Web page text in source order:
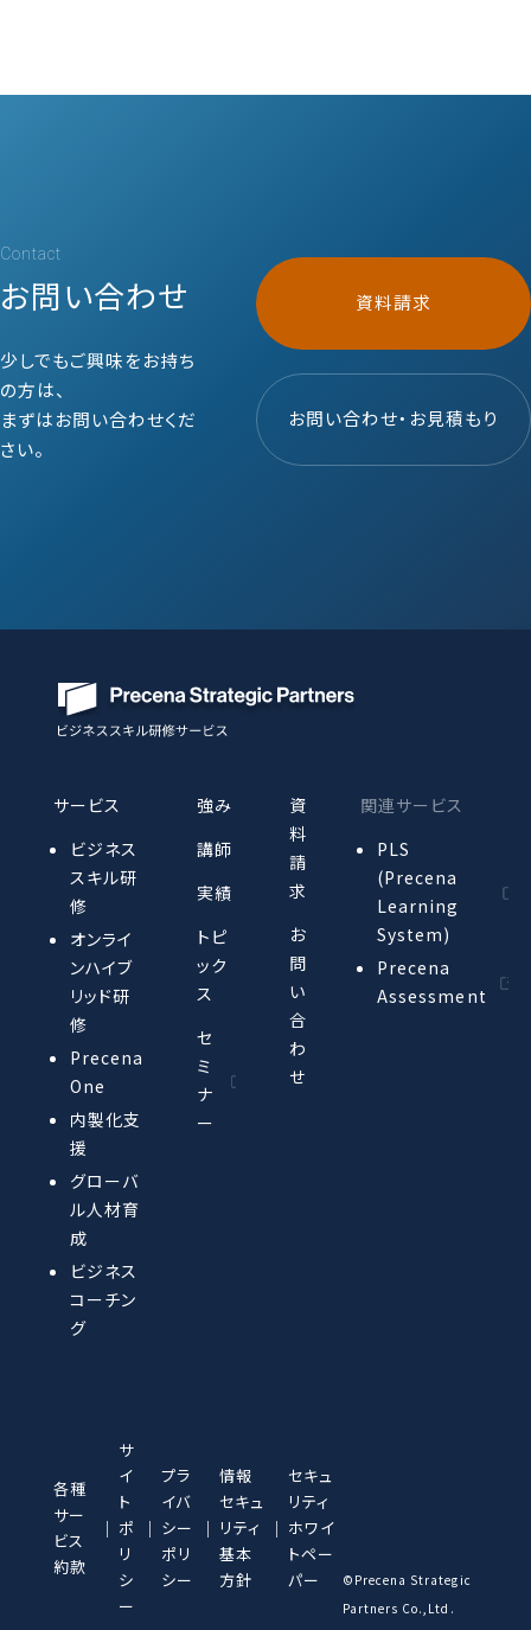
Contact
お問い合わせ
少しでもご興味をお持ち
の方は、
まずはお問い合わせくだ
さい。
資料請求
お問い合わせ・お見積もり
サービス
ビジネス
スキル研
修
オンライ
ンハイブ
リッド研
修
Precena
One
内製化支
援
グローバ
ル人材育
成
ビジネス
コーチン
グ
強み
講師
実績
トピ
ック
ス
セ
ミ
ナ
ー
資
料
請
求
お
問
い
合
わ
せ
関連サービス
PLS
(Precena
Learning
System)
Precena
Assessment
各種
サー
ビス
約款
サ
イ
ト
ポ
リ
シ
ー
プラ
イバ
シー
ポリ
シー
情報
セキュ
リティ
基本
方針
セキュ
リティ
ホワイ
トペー
パー
©︎Precena Strategic
Partners Co.,Ltd.